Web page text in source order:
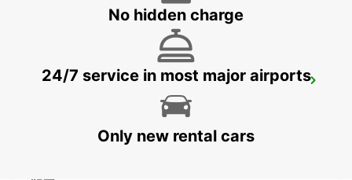
LOGRONO MAIN STATION
No hidden charge
24/7 service in most major airports
Only new rental cars